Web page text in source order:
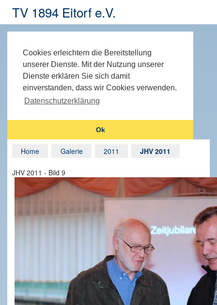
TV 1894 Eitorf e.V.
Cookies erleichtern die Bereitstellung
unserer Dienste. Mit der Nutzung unserer
Dienste erklären Sie sich damit
einverstanden, dass wir Cookies verwenden.
Datenschutzerklärung
Ok
Home Galerie 2011 JHV 2011
JHV 2011 - Bild 9